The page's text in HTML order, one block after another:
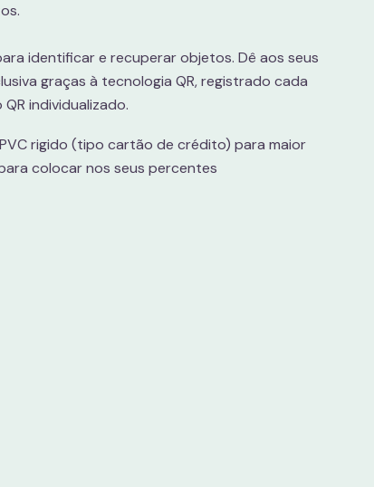
identificar e recuperar objetos. Dê aos seus
graças à tecnologia QR, registrado cada
individualizado.
rigido (tipo cartão de crédito) para maior
colocar nos seus percentes